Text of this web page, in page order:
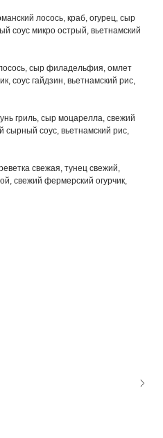
лосось, краб, огурец, сыр
соус микро острый, вьетнамский
сыр филадельфия, омлет
соус гайдзин, вьетнамский рис,
гриль, сыр моцарелла, свежий
сырный соус, вьетнамский рис,
свежая, тунец свежий,
свежий фермерский огурчик,